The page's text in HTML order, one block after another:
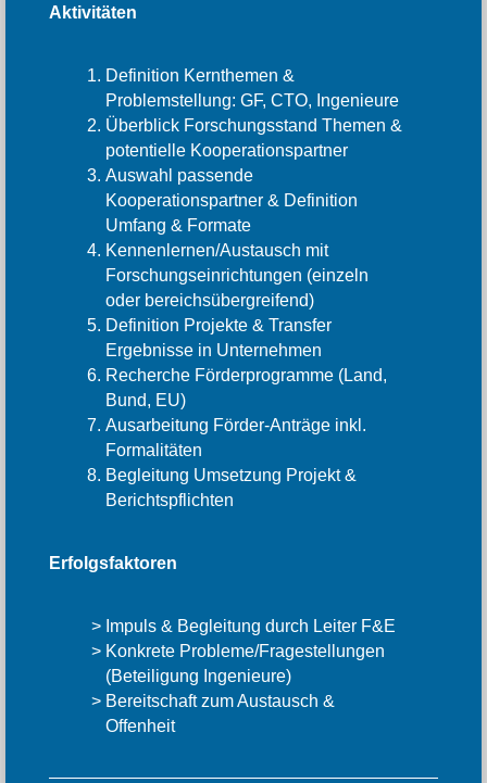
Aktivitäten
Definition Kernthemen &
Problemstellung: GF, CTO, Ingenieure
Überblick Forschungsstand Themen &
potentielle Kooperationspartner
Auswahl passende
Kooperationspartner & Definition
Umfang & Formate
Kennenlernen/Austausch mit
Forschungseinrichtungen (einzeln
oder bereichsübergreifend)
Definition Projekte & Transfer
Ergebnisse in Unternehmen
Recherche Förderprogramme (Land,
Bund, EU)
Ausarbeitung Förder-Anträge inkl.
Formalitäten
Begleitung Umsetzung Projekt &
Berichtspflichten
Erfolgsfaktoren
Impuls & Begleitung durch Leiter F&E
Konkrete Probleme/Fragestellungen
(Beteiligung Ingenieure)
Bereitschaft zum Austausch &
Offenheit